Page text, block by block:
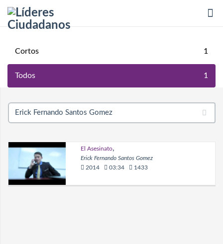
Cortos 1
Todos 1
El Asesinato,
Erick Fernando Santos Gomez
2014
03:34 1433